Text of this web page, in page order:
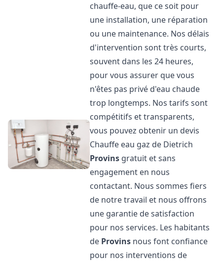
chauffe-eau, que ce soit pour
une installation, une réparation
ou une maintenance. Nos délais
d'intervention sont très courts,
souvent dans les 24 heures,
pour vous assurer que vous
n'êtes pas privé d'eau chaude
trop longtemps. Nos tarifs sont
compétitifs et transparents,
vous pouvez obtenir un devis
Chauffe eau gaz de Dietrich
Provins gratuit et sans
engagement en nous
contactant. Nous sommes fiers
de notre travail et nous offrons
une garantie de satisfaction
pour nos services. Les habitants
de Provins nous font confiance
pour nos interventions de